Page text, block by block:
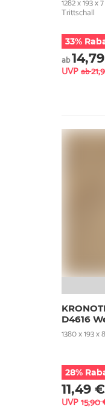
1282 x 193 x
Trittschall
33%
ab
UVP ab
D4616
1380 x 193 x
28%
11,49 €
UVP 15,90